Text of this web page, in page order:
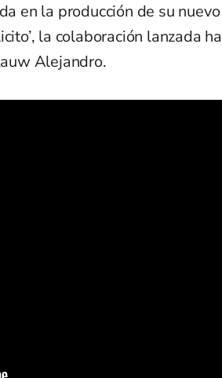
en la producción de su
la colaboración lanzada
Alejandro.